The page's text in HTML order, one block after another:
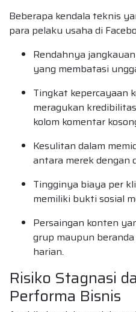
Beberapa kendala teknis
para pelaku usaha di
Rendahnya
yang membatasi
Tingkat kepercayaan
meragukan
kolom komentar
Kesulitan dalam
antara merek dengan
Tingginya biaya per
memiliki bukti sosial
Persaingan konten
grup maupun
harian.
Risiko Stagnasi
Performa Bisnis